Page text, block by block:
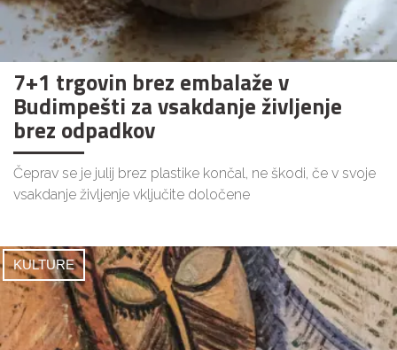
7+1 trgovin brez embalaže v
Budimpešti za vsakdanje življenje
brez odpadkov
Čeprav se je julij brez plastike končal, ne škodi, če v svoje
vsakdanje življenje vključite določene
KULTURE